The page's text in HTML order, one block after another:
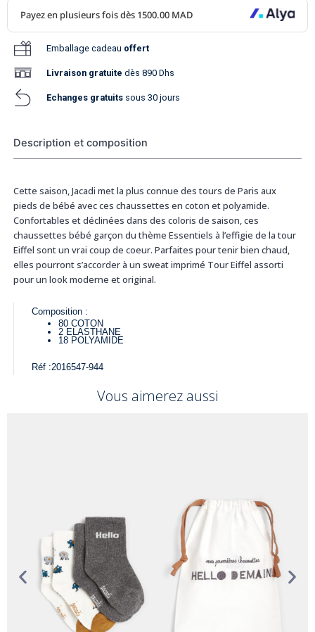
Emballage cadeau offert
Livraison gratuite dès 890 Dhs
Echanges gratuits sous 30 jours
Description et composition
Cette saison, Jacadi met la plus connue des tours de Paris aux
pieds de bébé avec ces chaussettes en coton et polyamide.
Confortables et déclinées dans des coloris de saison, ces
chaussettes bébé garçon du thème Essentiels à l’effigie de la tour
Eiffel sont un vrai coup de coeur. Parfaites pour tenir bien chaud,
elles pourront s’accorder à un sweat imprimé Tour Eiffel assorti
pour un look moderne et original.
Composition :
80 COTON
2 ELASTHANE
18 POLYAMIDE
Réf :2016547-944
Vous aimerez aussi